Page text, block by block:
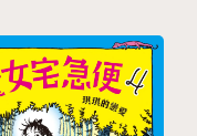
的能量。喜歡讀
與討論。希望能永
希望每一本書，都